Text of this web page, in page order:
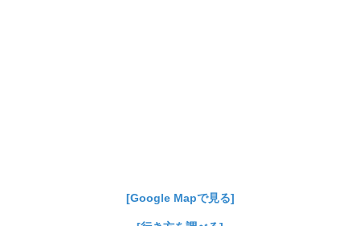
[Google Mapで見る]